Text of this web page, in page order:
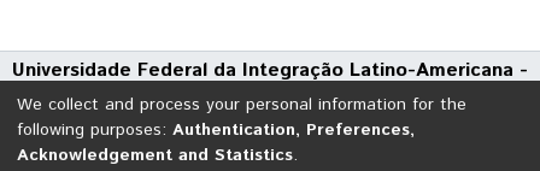
Universidade Federal da Integração Latino-Americana -
UNILA
Avenida Tarquínio Joslin dos Santos, 1000 - Polo Universitário
CEP: 85870-650 | Foz do Iguaçu - Paraná
We collect and process your personal information for the
following purposes: Authentication, Preferences,
Acknowledgement and Statistics.